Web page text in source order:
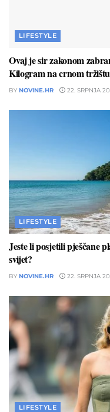
LIFESTYLE
Ovaj je sir zakonom
Kilogram na crnom
BY NOVINE.HR 22. SRPNJA
LIFESTYLE
Jeste li posjetili pješčane
svijet?
BY NOVINE.HR 22. SRPNJA
LIFESTYLE